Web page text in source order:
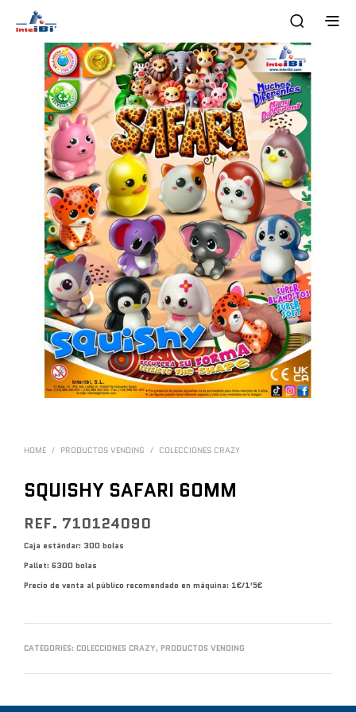
HOME / PRODUCTOS VENDING / COLECCIONES CRAZY
SQUISHY SAFARI 60MM
REF. 710124090
Caja estándar: 300 bolas
Pallet: 6300 bolas
Precio de venta al público recomendado en máquina: 1€/1’5€
CATEGORIES: COLECCIONES CRAZY, PRODUCTOS VENDING